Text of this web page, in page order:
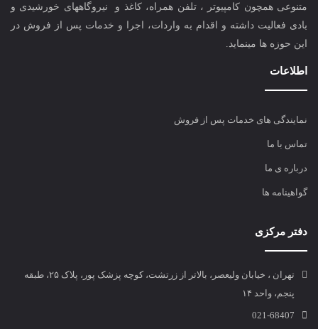
متنوعی همچون کامپیوتر ، تلفن همراه، کاغذ و نیروگاههای خورشیدی و
بادی فعالیت داشته و اقدام به واردات، اجرا و خدمات پس از فروش در
این حوزه ها مینماید.
اطلاعات
نمایندگی های خدمات پس از فروش
تماس با ما
درباره ی ما
گواهینامه ها
دفتر مرکزی
تهران ، خیابان ولیعصر، بالاتر از زرتشت، کوچه پزشک پور، پلاک ۲۵، طبقه
پنجم، واحد ۱۴
021-68407